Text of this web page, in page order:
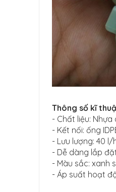
Thông số kĩ
- Chất liệu: Nhựa
- Kết nối: ống
- Lưu lượng: 40 l/
- Dễ dàng lắp
- Màu sắc: xanh
- Áp suất hoạt